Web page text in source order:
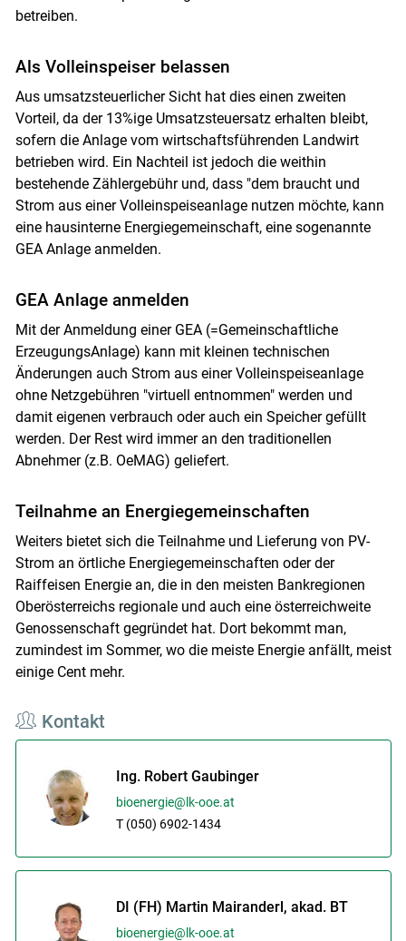
betreiben.
Als Volleinspeiser belassen
Aus umsatzsteuerlicher Sicht hat dies einen zweiten
Vorteil, da der 13%ige Umsatzsteuersatz erhalten bleibt,
sofern die Anlage vom wirtschaftsführenden Landwirt
betrieben wird. Ein Nachteil ist jedoch die weithin
bestehende Zählergebühr und, dass "dem braucht und
Strom aus einer Volleinspeiseanlage nutzen möchte, kann
eine hausinterne Energiegemeinschaft, eine sogenannte
GEA Anlage anmelden.
GEA Anlage anmelden
Mit der Anmeldung einer GEA (=Gemeinschaftliche
ErzeugungsAnlage) kann mit kleinen technischen
Änderungen auch Strom aus einer Volleinspeiseanlage
ohne Netzgebühren "virtuell entnommen" werden und
damit eigenen verbrauch oder auch ein Speicher gefüllt
werden. Der Rest wird immer an den traditionellen
Abnehmer (z.B. OeMAG) geliefert.
Teilnahme an Energiegemeinschaften
Weiters bietet sich die Teilnahme und Lieferung von PV-
Strom an örtliche Energiegemeinschaften oder der
Raiffeisen Energie an, die in den meisten Bankregionen
Oberösterreichs regionale und auch eine österreichweite
Genossenschaft gegründet hat. Dort bekommt man,
zumindest im Sommer, wo die meiste Energie anfällt, meist
einige Cent mehr.
Kontakt
Ing. Robert Gaubinger
bioenergie@lk-ooe.at
T (050) 6902-1434
DI (FH) Martin Mairanderl, akad. BT
bioenergie@lk-ooe.at